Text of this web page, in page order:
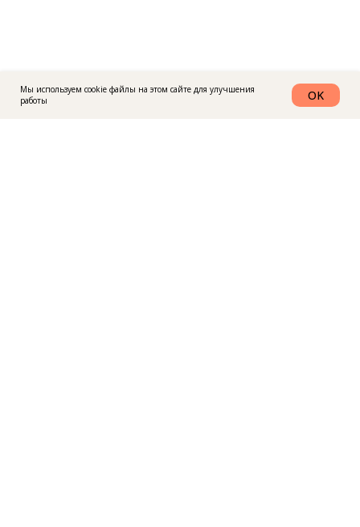
Мы используем cookie файлы на этом сайте для улучшения
работы
OK